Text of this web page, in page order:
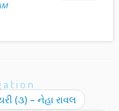
(૩) – નેહા રાવલ